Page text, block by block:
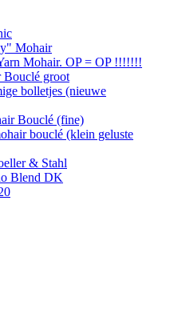
Mohair
Mohair. OP = OP !!!!!!!
groot
bolletjes (nieuwe
Bouclé (fine)
bouclé (klein geluste
& Stahl
Blend DK